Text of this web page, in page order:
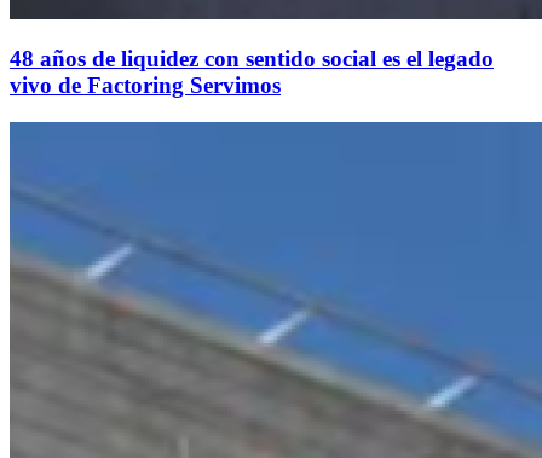
48 años de liquidez con sentido social es el legado
vivo de Factoring Servimos